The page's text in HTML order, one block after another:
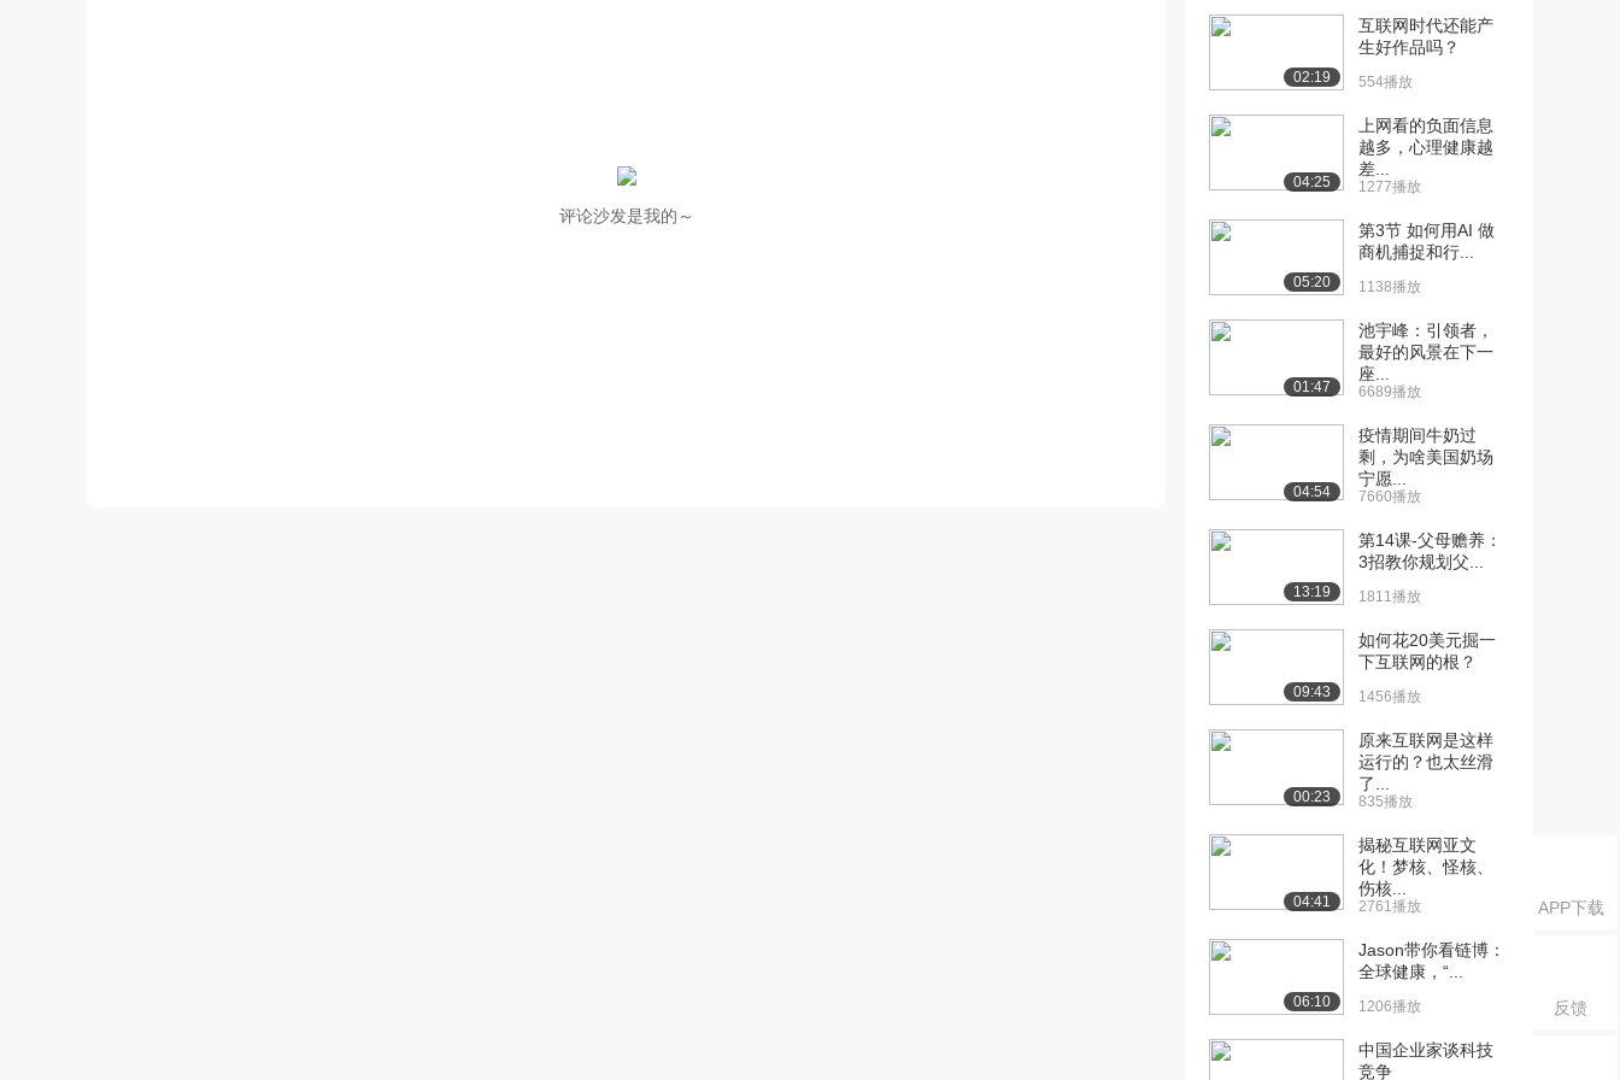
APP下载
反馈
评论沙发是我的～
[5] 宁毅：如何让慢性病不
2.2万播放
18:00
[6] 洪波：解读大脑的密码 18:15
2.6万播放
[7] 苏清华：我的家庭美育
3.9万播放
[8] 刘新宇：故事伴我们一
路成长
8.3万播放
[9] 张春成：创新源于生活 14:42
[10] 刘红：月球生活105天 17:48
[11] 雷殿生：生死罗布泊
2.7万播放
[12] 李风：我们艺术有力
量
2.4万播放
[13] 陈凯：爱我，就给我
写份遗嘱吧
17:20
[15] 黄小山：垃圾的高大
17:37
[16] 赵永恒：逃离黑洞的
2.2万播放
[17] 郑毓煌：洞察消费心 17:32
02:19
互联网时代还能产
生好作品吗？
554播放
04:25
上网看的负面信息
越多，心理健康越
差...
1277播放
05:20
第3节 如何用AI 做
商机捕捉和行...
1138播放
01:47
池宇峰：引领者，
最好的风景在下一
座...
6689播放
04:54
疫情期间牛奶过
剩，为啥美国奶场
宁愿...
7660播放
13:19
第14课-父母赡养：
3招教你规划父...
1811播放
09:43
如何花20美元掘一
下互联网的根？
1456播放
00:23
原来互联网是这样
运行的？也太丝滑
了...
835播放
04:41
揭秘互联网亚文
化！梦核、怪核、
伤核...
2761播放
06:10
Jason带你看链博：
全球健康，“...
1206播放
中国企业家谈科技
竞争